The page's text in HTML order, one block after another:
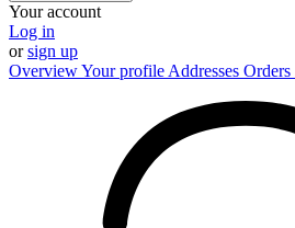
Your account
Log in
orsign up
OverviewYour profile Addresses Orders